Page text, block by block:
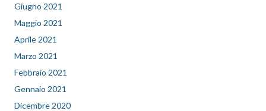
Giugno 2021
Maggio 2021
Aprile 2021
Marzo 2021
Febbraio 2021
Gennaio 2021
Dicembre 2020